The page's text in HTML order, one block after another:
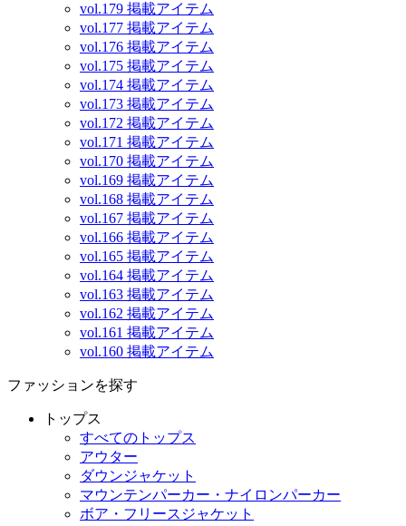
vol.179 掲載アイテム
vol.177 掲載アイテム
vol.176 掲載アイテム
vol.175 掲載アイテム
vol.174 掲載アイテム
vol.173 掲載アイテム
vol.172 掲載アイテム
vol.171 掲載アイテム
vol.170 掲載アイテム
vol.169 掲載アイテム
vol.168 掲載アイテム
vol.167 掲載アイテム
vol.166 掲載アイテム
vol.165 掲載アイテム
vol.164 掲載アイテム
vol.163 掲載アイテム
vol.162 掲載アイテム
vol.161 掲載アイテム
vol.160 掲載アイテム
ファッションを探す
トップス
すべてのトップス
アウター
ダウンジャケット
マウンテンパーカー・ナイロンパーカー
ボア・フリースジャケット